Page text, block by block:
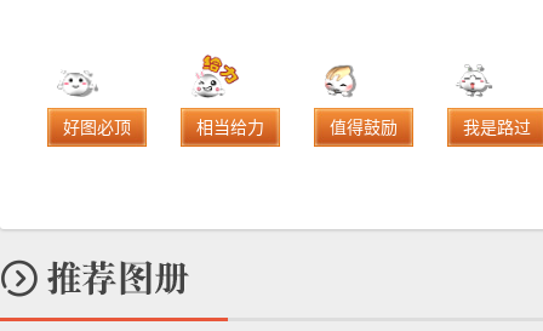
好图必顶 相当给力 值得鼓励 我是路过